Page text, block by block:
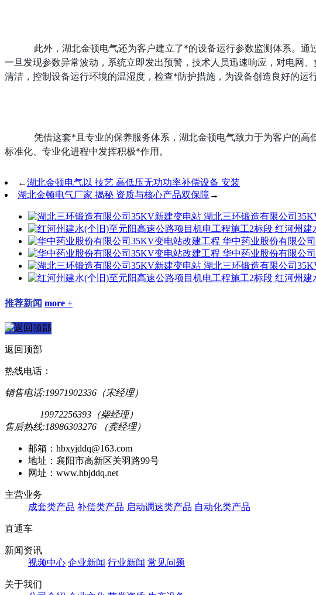
此外，湖北金顿电气还为客户建立了*的设备运行参数监测体系。
一旦发现参数异常波动，系统立即发出预警，技术人员迅速响应，对电网
清洁，控制设备运行环境的温湿度，检查*防护措施，为设备创造良好的运行
凭借这套*且专业的保养服务体系，湖北金顿电气致力于为客户的
标准化、专业化进程中发挥积极*作用。
←湖北金顿电气以 技艺 高低压无功功率补偿设备 安装
湖北金顿电气厂家 揭秘 资质与核心产品双保障→
湖北三环锻造有限公司
红河州建
华中药业股份有限公
华中药业股份有限公
湖北三环锻造有限公司
红河州建
推荐新闻 more +
返回顶部
热线电话：
销售电话:19971902336（宋经理）
19972256393（柴经理）
售后热线:18986303276 （龚经理）
邮箱：hbxyjddq@163.com
地址：襄阳市高新区关羽路99号
网址：www.hbjddq.net
主营业务
成套类产品 补偿类产品 启动调速类产品 自动化类产品
直通车
新闻资讯
视频中心 企业新闻 行业新闻 常见问题
关于我们